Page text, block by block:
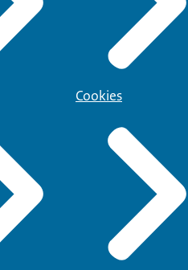
Cookies